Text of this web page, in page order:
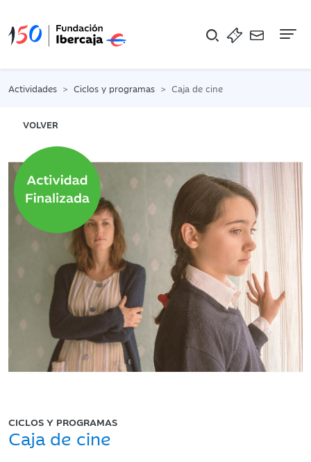
Actividades Ciclos y programas Caja de cine
VOLVER
CICLOS Y PROGRAMAS
Caja de cine